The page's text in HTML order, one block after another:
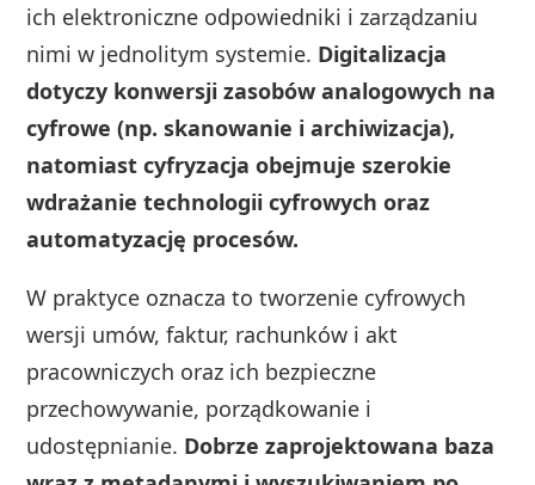
ich elektroniczne odpowiedniki i zarządzaniu
nimi w jednolitym systemie. Digitalizacja
dotyczy konwersji zasobów analogowych na
cyfrowe (np. skanowanie i archiwizacja),
natomiast cyfryzacja obejmuje szerokie
wdrażanie technologii cyfrowych oraz
automatyzację procesów.
W praktyce oznacza to tworzenie cyfrowych
wersji umów, faktur, rachunków i akt
pracowniczych oraz ich bezpieczne
przechowywanie, porządkowanie i
udostępnianie. Dobrze zaprojektowana baza